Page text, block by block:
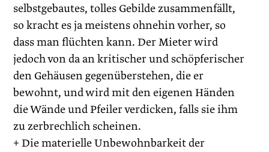
selbstgebautes, tolles Gebilde zusammenfällt,
so kracht es ja meistens ohnehin vorher, so
dass man flüchten kann. Der Mieter wird
jedoch von da an kritischer und schöpferischer
den Gehäusen gegenüberstehen, die er
bewohnt, und wird mit den eigenen Händen
die Wände und Pfeiler verdicken, falls sie ihm
zu zerbrechlich scheinen.
+ Die materielle Unbewohnbarkeit der